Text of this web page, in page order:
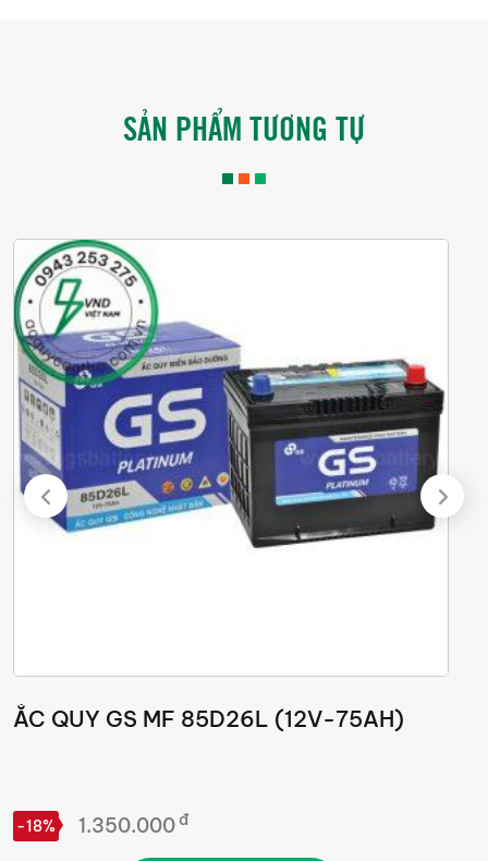
SẢN PHẨM TƯƠNG TỰ
ẮC QUY GS MF 85D26L (12V-75AH)
-18% 1.350.000 đ